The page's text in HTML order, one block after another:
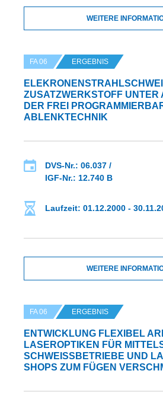
WEITERE
FA 06 ERGEBNIS
USATZWERKSTOFF UNTER
ER FREI
BLENKTECHNIK
DVS-Nr.: 06.037 /
IGF-Nr.: 12.740 B
Laufzeit: 01.12.2000 -
WEITERE
FA 06 ERGEBNIS
ENTWICKLUNG FLEXIBEL
LASEROPTIKEN FÜR
SCHWEISSBETRIEBE UND
HOPS ZUM FÜGEN